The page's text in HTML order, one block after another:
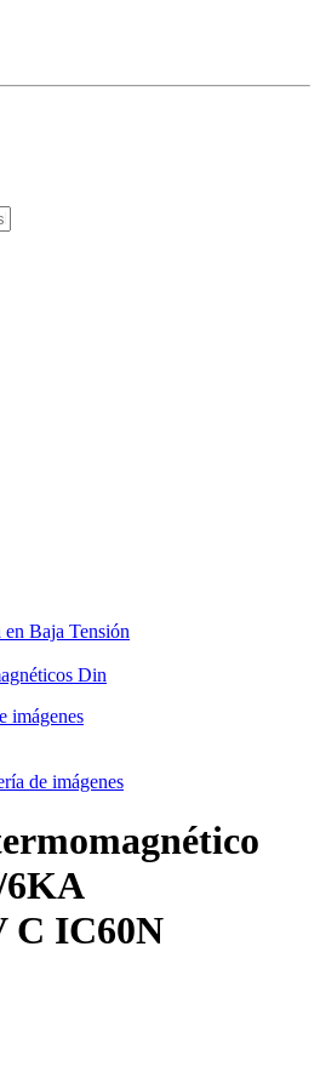
Baja Tensión
Din
imágenes
de imágenes
6KA
C IC60N